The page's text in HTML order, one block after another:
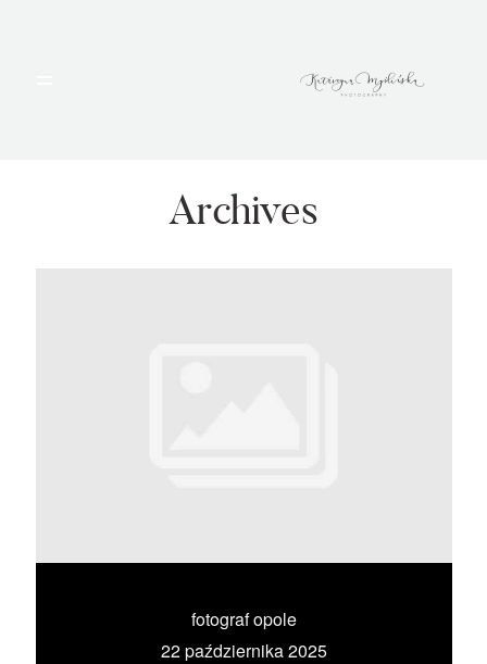
Archives
fotograf opole
22 października 2025
PORTFOLIO
UMÓW SIĘ ZE MNĄ →